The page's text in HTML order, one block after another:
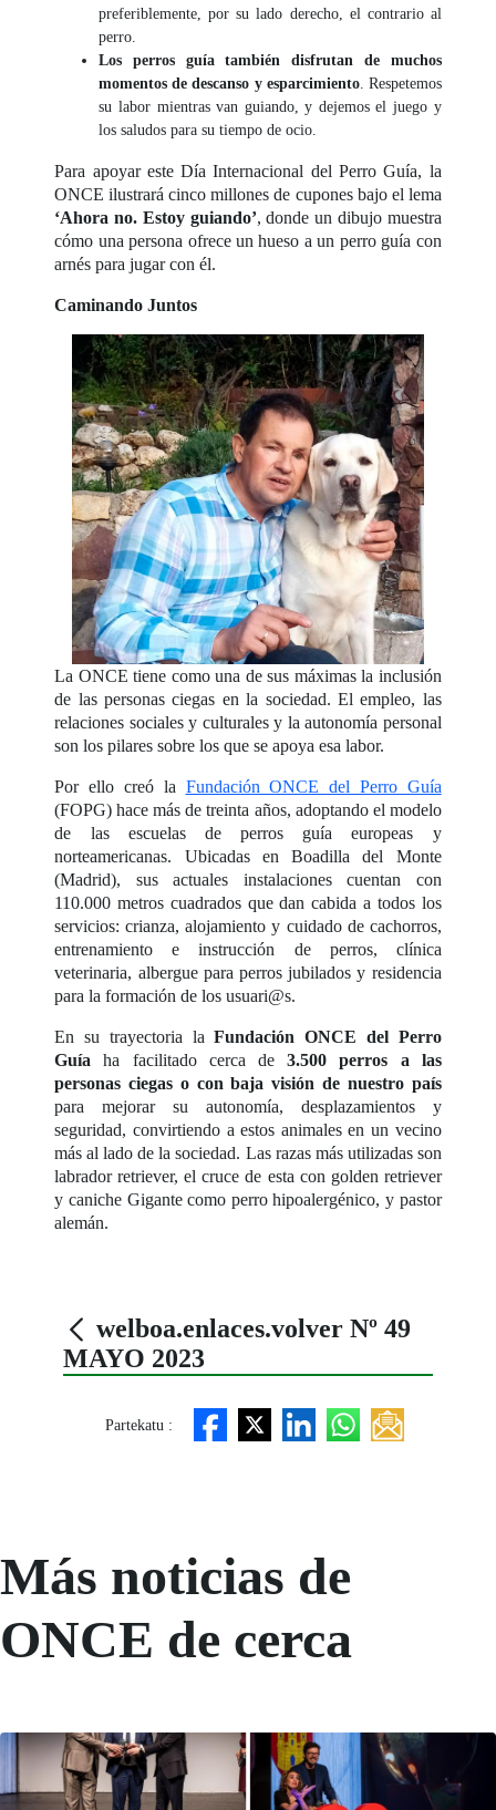
preferiblemente, por su lado derecho, el contrario al
perro.
Los perros guía también disfrutan de muchos
momentos de descanso y esparcimiento. Respetemos
su labor mientras van guiando, y dejemos el juego y
los saludos para su tiempo de ocio.
Para apoyar este Día Internacional del Perro Guía, la
ONCE ilustrará cinco millones de cupones bajo el lema
‘Ahora no. Estoy guiando’, donde un dibujo muestra
cómo una persona ofrece un hueso a un perro guía con
arnés para jugar con él.
Caminando Juntos
La ONCE tiene como una de sus máximas la inclusión
de las personas ciegas en la sociedad. El empleo, las
relaciones sociales y culturales y la autonomía personal
son los pilares sobre los que se apoya esa labor.
Por ello creó la Fundación ONCE del Perro Guía
(FOPG) hace más de treinta años, adoptando el modelo
de las escuelas de perros guía europeas y
norteamericanas. Ubicadas en Boadilla del Monte
(Madrid), sus actuales instalaciones cuentan con
110.000 metros cuadrados que dan cabida a todos los
servicios: crianza, alojamiento y cuidado de cachorros,
entrenamiento e instrucción de perros, clínica
veterinaria, albergue para perros jubilados y residencia
para la formación de los usuari@s.
En su trayectoria laFundación ONCE del Perro
Guía ha facilitado cerca de3.500 perros a las
personas ciegas o con baja visión de nuestro país
para mejorar su autonomía, desplazamientos y
seguridad, convirtiendo a estos animales en un vecino
más al lado de la sociedad. Las razas más utilizadas son
labrador retriever, el cruce de esta con golden retriever
y caniche Gigante como perro hipoalergénico, y pastor
alemán.
welboa.enlaces.volver Nº 49
MAYO 2023
Partekatu :
Más noticias de
ONCE de cerca